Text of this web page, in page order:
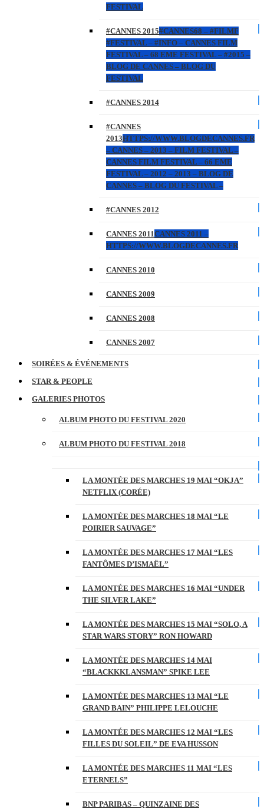
FESTIVAL
#CANNES 2015#CANNES68 – #FILMF
#FESTIVAL – #INFO – CANNES FILM
FESTIVAL – 68 EME FESTIVAL – #2015 –
BLOG DE CANNES – BLOG DU
FESTIVAL
#CANNES 2014
#CANNES
2013HTTPS://WWW.BLOGDECANNES.FR
– CANNES – 2013 – FILM FESTIVAL –
CANNES FILM FESTIVAL – 66 EME
FESTIVAL – 2012 – 2013 – BLOG DE
CANNES – BLOG DU FESTIVAL –
#CANNES 2012
CANNES 2011CANNES 2011 –
HTTPS://WWW.BLOGDECANNES.FR
CANNES 2010
CANNES 2009
CANNES 2008
CANNES 2007
SOIRÉES & ÉVÉNEMENTS
STAR & PEOPLE
GALERIES PHOTOS
ALBUM PHOTO DU FESTIVAL 2020
ALBUM PHOTO DU FESTIVAL 2018
LA MONTÉE DES MARCHES 19 MAI “OKJA”
NETFLIX (CORÉE)
LA MONTÉE DES MARCHES 18 MAI “LE
POIRIER SAUVAGE”
LA MONTÉE DES MARCHES 17 MAI “LES
FANTÔMES D’ISMAËL”
LA MONTÉE DES MARCHES 16 MAI “UNDER
THE SILVER LAKE”
LA MONTÉE DES MARCHES 15 MAI “SOLO, A
STAR WARS STORY” RON HOWARD
LA MONTÉE DES MARCHES 14 MAI
“BLACKKKLANSMAN” SPIKE LEE
LA MONTÉE DES MARCHES 13 MAI “LE
GRAND BAIN” PHILIPPE LELOUCHE
LA MONTÉE DES MARCHES 12 MAI “LES
FILLES DU SOLEIL” DE EVA HUSSON
LA MONTÉE DES MARCHES 11 MAI “LES
ETERNELS”
BNP PARIBAS – QUINZAINE DES